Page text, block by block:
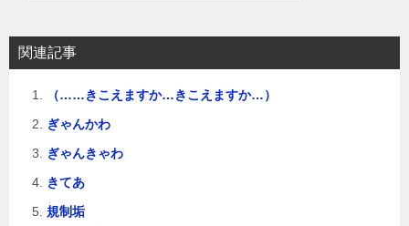
ョ
ン
関連記事
（……きこえますか…きこえますか…）
ぎゃんかわ
ぎゃんきゃわ
きてあ
規制垢